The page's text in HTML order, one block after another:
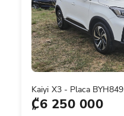
Kaiyi X3 - Placa BYH849
₡6 250 000